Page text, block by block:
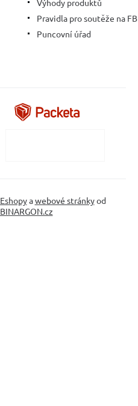
Výhody produktů
Pravidla pro soutěže na FB
Puncovní úřad
Eshopyawebové stránkyod
BINARGON.cz